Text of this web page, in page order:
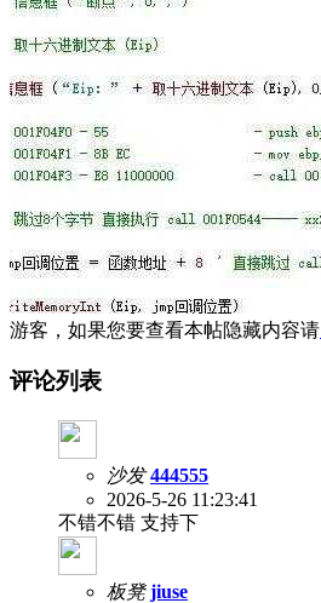
游客，如果您要查看本帖隐藏内容请
评论列表
沙发 444555
2026-5-26 11:23:41
不错不错 支持下
板凳 jiuse